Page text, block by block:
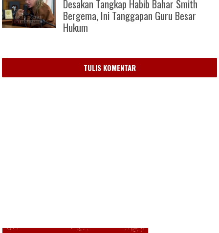
Desakan Tangkap Habib Bahar Smith
Bergema, Ini Tanggapan Guru Besar
Hukum
TULIS KOMENTAR